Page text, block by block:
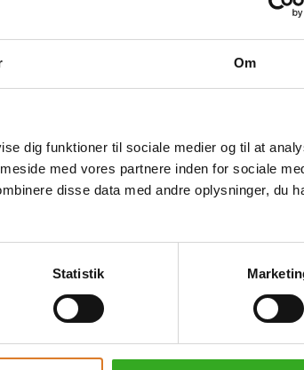
Om
dig funktioner til sociale medier og til at
med vores partnere inden for sociale
disse data med andre oplysninger, du
Statistik